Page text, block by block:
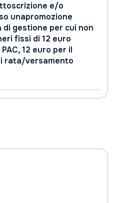
e/o
unapromozione
gestione per cui non
fissi di 12 euro
12 euro per il
rata/versamento